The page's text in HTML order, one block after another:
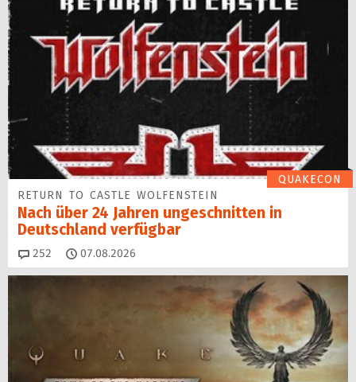
QUAKECON
RETURN TO CASTLE WOLFENSTEIN
Nach über 24 Jahren ungeschnitten in
Deutschland verfügbar
252 Kommentare
07.08.2026